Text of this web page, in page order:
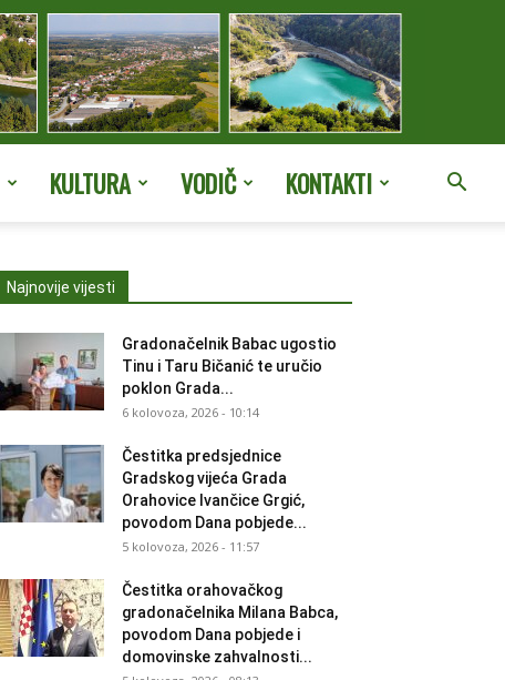
KULTURA VODIČ KONTAKTI
Najnovije vijesti
Gradonačelnik Babac ugostio
Tinu i Taru Bičanić te uručio
poklon Grada...
6 kolovoza, 2026 - 10:14
Čestitka predsjednice
Gradskog vijeća Grada
Orahovice Ivančice Grgić,
povodom Dana pobjede...
5 kolovoza, 2026 - 11:57
Čestitka orahovačkog
gradonačelnika Milana Babca,
povodom Dana pobjede i
domovinske zahvalnosti...